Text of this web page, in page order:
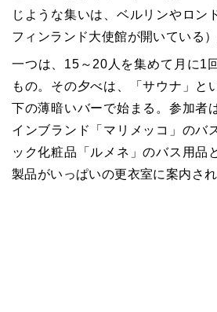
じような集いは、ベルリンやロン
フィンランド大使館が開いている）
一つは、15～20人を集めて月に1
もの。その夕べは、「サウナ」と
下の薄暗いバーで始まる。参加者
インブランド「マリメッコ」のバ
ック化粧品「ルメネ」のバス用品
製品がいっぱいの更衣室に案内され